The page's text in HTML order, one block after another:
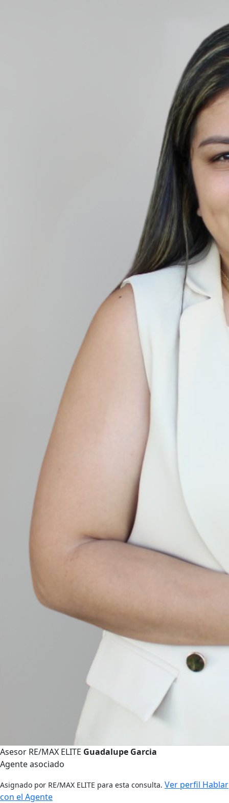
Asesor RE/MAX ELITE Guadalupe Garcia
Agente asociado
Asignado por RE/MAX ELITE para esta consulta. Ver perfil Hablar
con el Agente